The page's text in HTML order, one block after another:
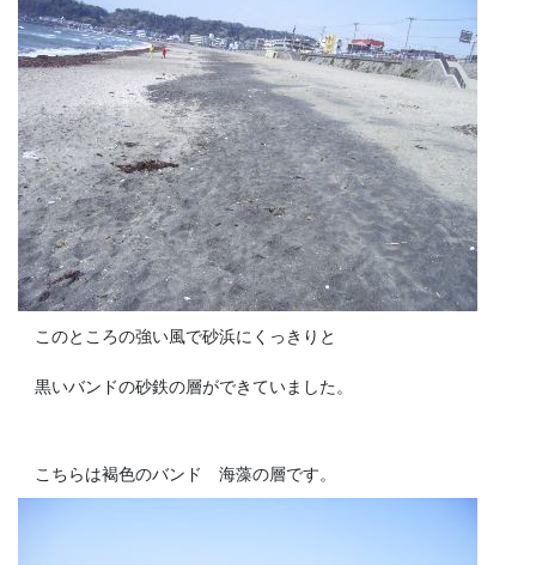
このところの強い風で砂浜にくっきりと
黒いバンドの砂鉄の層ができていました。
こちらは褐色のバンド 海藻の層です。